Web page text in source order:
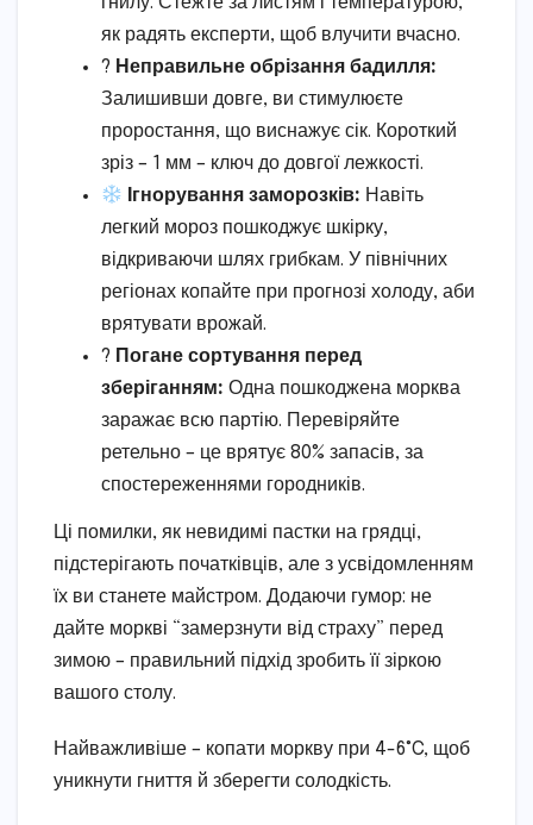
як радять експерти, щоб влучити вчасно.
? Неправильне обрізання бадилля:
Залишивши довге, ви стимулюєте
проростання, що виснажує сік. Короткий
зріз – 1 мм – ключ до довгої лежкості.
Ігнорування заморозків: Навіть
легкий мороз пошкоджує шкірку,
відкриваючи шлях грибкам. У північних
регіонах копайте при прогнозі холоду, аби
врятувати врожай.
? Погане сортування перед
зберіганням: Одна пошкоджена морква
заражає всю партію. Перевіряйте
ретельно – це врятує 80% запасів, за
спостереженнями городників.
Ці помилки, як невидимі пастки на грядці,
підстерігають початківців, але з усвідомленням
їх ви станете майстром. Додаючи гумор: не
дайте моркві “замерзнути від страху” перед
зимою – правильний підхід зробить її зіркою
вашого столу.
Найважливіше – копати моркву при 4-6°C, щоб
уникнути гниття й зберегти солодкість.